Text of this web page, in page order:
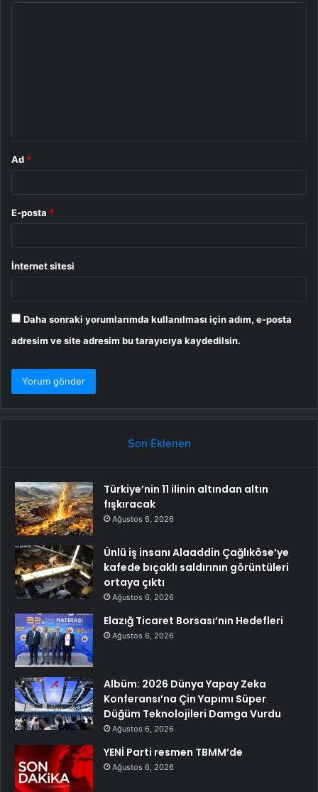
Ad *
E-posta *
İnternet sitesi
Daha sonraki yorumlarımda kullanılması için adım, e-posta
adresim ve site adresim bu tarayıcıya kaydedilsin.
Son Eklenen
Türkiye’nin 11 ilinin altından altın
fışkıracak
Ağustos 6, 2026
Ünlü iş insanı Alaaddin Çağlıköse’ye
kafede bıçaklı saldırının görüntüleri
ortaya çıktı
Ağustos 6, 2026
Elazığ Ticaret Borsası’nın Hedefleri
Ağustos 6, 2026
Albüm: 2026 Dünya Yapay Zeka
Konferansı’na Çin Yapımı Süper
Düğüm Teknolojileri Damga Vurdu
Ağustos 6, 2026
YENİ Parti resmen TBMM’de
Ağustos 6, 2026